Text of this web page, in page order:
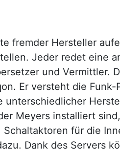
fremder Hersteller
Jeder redet eine
und Vermittler.
Er versteht die
Meyers installiert
für die
Dank des Servers